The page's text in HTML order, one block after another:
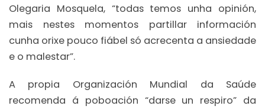
Olegaria Mosquela, “todas temos unha opinión,
mais nestes momentos partillar información
cunha orixe pouco fiábel só acrecenta a ansiedade
e o malestar”.
A propia Organización Mundial da Saúde
recomenda á poboación “darse un respiro” da